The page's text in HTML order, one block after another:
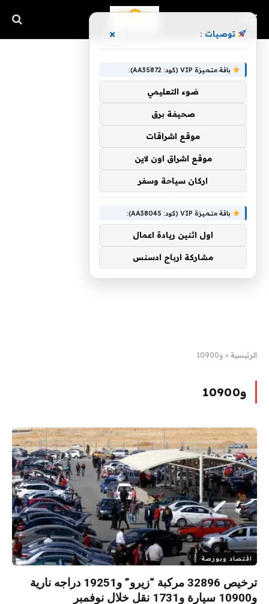
الرئيسية » و10900
و10900
اقتصاد وبورصة
ترخيص 32896 مركبة “زيرو” و19251 دراجه نارية
و10900 سيارة و1731 نقل خلال نوفمبر
توصيات : ×
باقة متميزة VIP (كود: AA35872):
ضوء التعليمي
صحيفة برق
موقع اشراقات
موقع اشراق اون لاين
اركان سياحة وسفر
باقة متميزة VIP (كود: AA38045):
اول اثنين ريادة اعمال
مشاركة ارباح ادسنس